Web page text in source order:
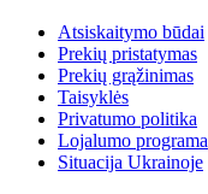
Atsiskaitymo būdai
Prekių pristatymas
Prekių grąžinimas
Taisyklės
Privatumo politika
Lojalumo programa
Situacija Ukrainoje